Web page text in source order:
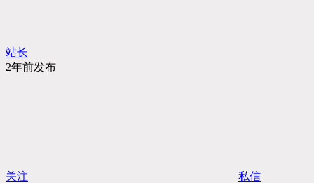
站长
2年前发布
关注 私信